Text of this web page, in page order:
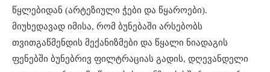
წყლებიდან (არტეზიული ჭები და წყაროები).
მიუხედავად იმისა, რომ ბუნებაში არსებობს
თვითგაწმენდის მექანიზმები და წყალი ნიადაგის
ფენებში ბუნებრივ ფილტრაციას გადის, დღევანდელი